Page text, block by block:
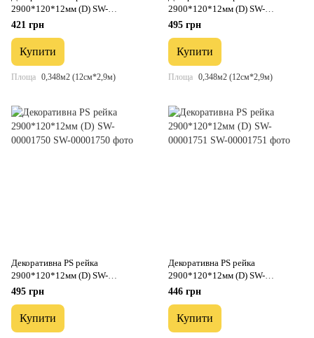
2900*120*12мм (D) SW-
00001748
421 грн
Купити
Площа 0,348м2 (12см*2,9м)
2900*120*12мм (D) SW-
00001749
495 грн
Купити
Площа 0,348м2 (12см*2,9м)
Декоративна PS рейка
2900*120*12мм (D) SW-
00001750
495 грн
Купити
Декоративна PS рейка
2900*120*12мм (D) SW-
00001751
446 грн
Купити